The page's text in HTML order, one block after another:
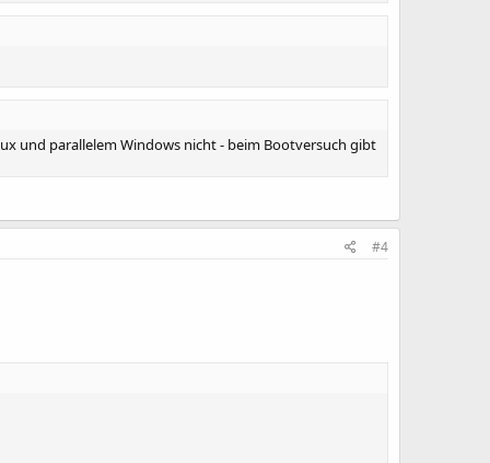
und parallelem Windows nicht - beim Bootversuch gibt
#4